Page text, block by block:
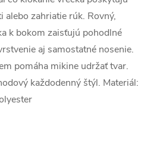
alebo zahriatie rúk. Rovný,
k bokom zaisťujú pohodlné
aj samostatné nosenie.
pomáha mikine udržať tvar.
každodenný štýl. Materiál: